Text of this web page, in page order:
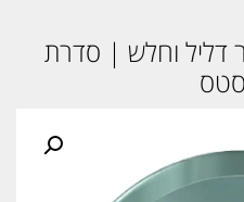
דליל וחלש | סדרת